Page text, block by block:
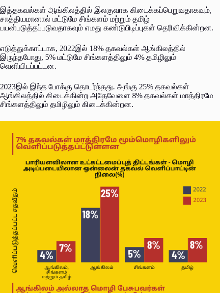
இத்தகவல்கள் ஆங்கிலத்தில் இலகுவாக கிடைக்கப்பெறுவதாகவும்,
சாத்தியமானால் மட்டுமே சிங்களம் மற்றும் தமிழ்
பயன்படுத்தப்படுவதாகவும் எமது கண்டுபிடிப்புகள் தெரிவிக்கின்றன.
எடுத்துக்காட்டாக, 2022இல் 18% தகவல்கள் ஆங்கிலத்தில்
இருந்தபோது, 5% மட்டுமே சிங்களத்திலும் 4% தமிழிலும்
வெளியிடப்பட்டன.
2023இல் இந்த போக்கு தொடர்ந்தது. அங்கு 25% தகவல்கள்
ஆங்கிலத்தில் கிடைக்கின்ற அதேவேளை 8% தகவல்கள் மாத்திரமே
சிங்களத்திலும் தமிழிலும் கிடைக்கின்றன.